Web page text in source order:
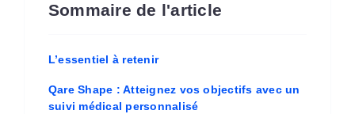
Sommaire de l'article
L’essentiel à retenir
Qare Shape : Atteignez vos objectifs avec un
suivi médical personnalisé